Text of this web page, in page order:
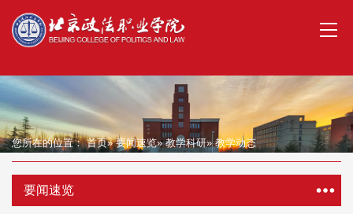
您所在的位置：首页»要闻速览»教学科研» 教学动态
要闻速览